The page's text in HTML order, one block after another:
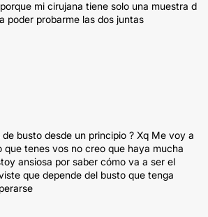
mi cirujana tiene solo una muestra d
poder probarme las dos juntas
busto desde un principio ? Xq Me voy a
que tenes vos no creo que haya mucha
ansiosa por saber cómo va a ser el
que depende del busto que tenga